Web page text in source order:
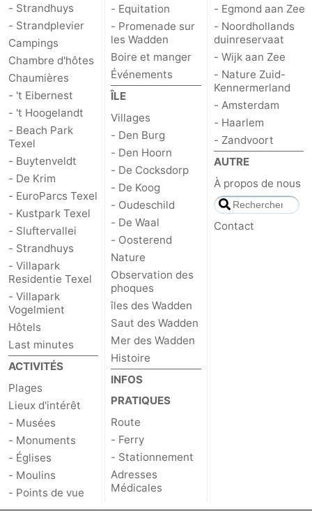
Zee
Alkmaar
-
Egmond
aan
Zee
-
Noordhollands
duinreservaat
-
Wijk
aan
Zee
Nature
Zuid-
Kennermerland
-
Amsterdam
Haarlem
-
Zandvoort
Météo
Contact
- Strandhuys
- Strandplevier
Campings
Chambre d'hôtes
Chaumières
- 't Eibernest
- 't Hoogelandt
- Beach Park
Texel
- Buytenveldt
- De Krim
- EuroParcs Texel
- Kustpark Texel
- Sluftervallei
- Strandhuys
- Villapark
Residentie Texel
- Villapark
Vogelmient
Hôtels
Last minutes
ACTIVITÉS
Plages
Lieux d'intérêt
- Musées
- Monuments
- Églises
- Moulins
- Points de vue
- Equitation
- Promenade sur
les Wadden
Boire et manger
Événements
ÎLE
Villages
- Den Burg
- Den Hoorn
- De Cocksdorp
- De Koog
- Oudeschild
- De Waal
- Oosterend
Nature
Observation des
phoques
îles des Wadden
Saut des Wadden
Mer des Wadden
Histoire
INFOS
PRATIQUES
Route
- Ferry
- Stationnement
Adresses
Médicales
- Egmond aan Zee
- Noordhollands
duinreservaat
- Wijk aan Zee
- Nature Zuid-
Kennermerland
- Amsterdam
- Haarlem
- Zandvoort
AUTRE
À propos de nous
Contact